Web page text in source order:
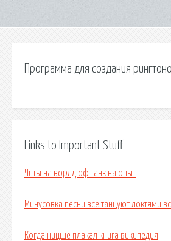
Программа для создания
Links to Important Stuff
Читы на ворлд оф танк на опыт
Минусовка песни все танцуют локтями
Когда ницше плакал книга википедия